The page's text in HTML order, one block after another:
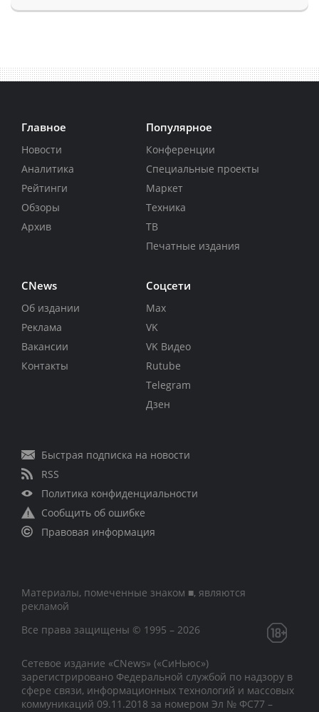
Главное
Новости
Аналитика
Рейтинги
Обзоры
Архив
Популярное
Конференции
Специальные проекты
Маркет
Техника
ТВ
Печатные издания
CNews
Об издании
Реклама
Вакансии
Контакты
Соцсети
Max
VK
VK Видео
Rutube
Telegram
Дзен
Быстрая подписка на новости
RSS
Политика конфиденциальности
Сообщить об ошибке
Правовая информация
Материалы, помеченные знаком ■, являются
рекламой
Все права защищены © 1995 – 2026
Сетевое издание «CNews» («СиНьюс»)
зарегистрировано Федеральной службой по надзору в
сфере связи, информационных технологий и массовых
коммуникаций 09.11.2018 за номером Эл № ФС77 –